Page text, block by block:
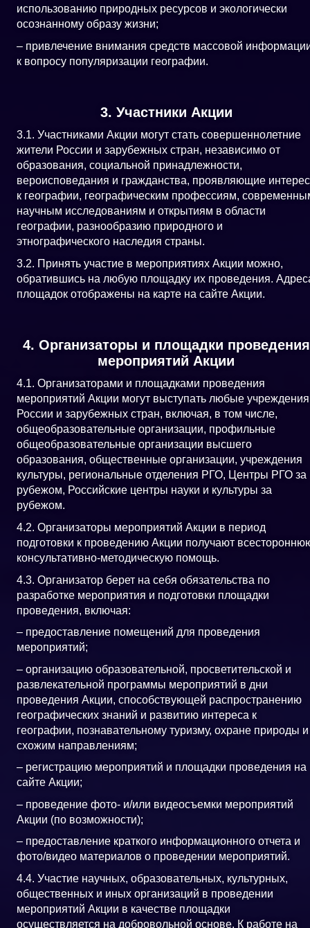
использованию природных ресурсов и экологически
осознанному образу жизни;
– привлечение внимания средств массовой
к вопросу популяризации географии.
3. Участники Акции
3.1. Участниками Акции могут стать совершеннолетние
жители России и зарубежных стран, независимо от
образования, социальной принадлежности,
вероисповедания и гражданства, проявляющие интерес
к географии, географическим профессиям,
научным исследованиям и открытиям в области
географии, разнообразию природного и
этнографического наследия страны.
3.2. Принять участие в мероприятиях Акции можно,
обратившись на любую площадку их проведения.
площадок отображены на карте на сайте Акции.
4. Организаторы и площадки проведения
мероприятий Акции
4.1. Организаторами и площадками проведения
мероприятий Акции могут выступать любые учреждения
России и зарубежных стран, включая, в том числе,
общеобразовательные организации, профильные
общеобразовательные организации высшего
образования, общественные организации, учреждения
культуры, региональные отделения РГО, Центры РГО за
рубежом, Российские центры науки и культуры за
рубежом.
4.2. Организаторы мероприятий Акции в период
подготовки к проведению Акции получают
консультативно-методическую помощь.
4.3. Организатор берет на себя обязательства по
разработке мероприятия и подготовки площадки
проведения, включая:
– предоставление помещений для проведения
мероприятий;
– организацию образовательной, просветительской и
развлекательной программы мероприятий в дни
проведения Акции, способствующей распространению
географических знаний и развитию интереса к
географии, познавательному туризму, охране природы и
схожим направлениям;
– регистрацию мероприятий и площадки проведения на
сайте Акции;
– проведение фото- и/или видеосъемки мероприятий
Акции (по возможности);
– предоставление краткого информационного отчета и
фото/видео материалов о проведении мероприятий.
4.4. Участие научных, образовательных, культурных,
общественных и иных организаций в проведении
мероприятий Акции в качестве площадки
осуществляется на добровольной основе. К работе на